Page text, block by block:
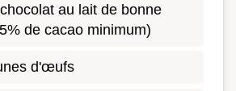
au lait de bonne
de cacao minimum)
d'œufs